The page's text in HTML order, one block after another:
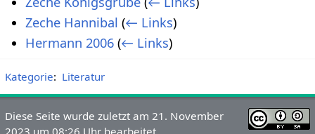
Zeche Hannibal (← Links)
Hermann 2006 (← Links)
Kategorie: Literatur
Diese Seite wurde zuletzt am 21. November
2023 um 08:26 Uhr bearbeitet.